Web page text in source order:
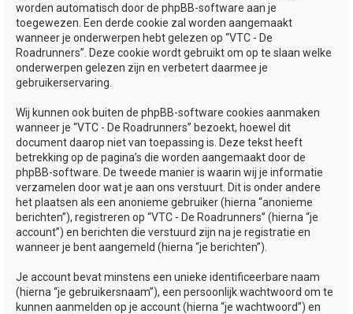
worden automatisch door de phpBB-software aan je
toegewezen. Een derde cookie zal worden aangemaakt
wanneer je onderwerpen hebt gelezen op “VTC - De
Roadrunners”. Deze cookie wordt gebruikt om op te slaan welke
onderwerpen gelezen zijn en verbetert daarmee je
gebruikerservaring.
Wij kunnen ook buiten de phpBB-software cookies aanmaken
wanneer je “VTC - De Roadrunners” bezoekt, hoewel dit
document daarop niet van toepassing is. Deze tekst heeft
betrekking op de pagina’s die worden aangemaakt door de
phpBB-software. De tweede manier is waarin wij je informatie
verzamelen door wat je aan ons verstuurt. Dit is onder andere
het plaatsen als een anonieme gebruiker (hierna “anonieme
berichten”), registreren op “VTC - De Roadrunners” (hierna “je
account”) en berichten die verstuurd zijn na je registratie en
wanneer je bent aangemeld (hierna “je berichten”).
Je account bevat minstens een unieke identificeerbare naam
(hierna “je gebruikersnaam”), een persoonlijk wachtwoord om te
kunnen aanmelden op je account (hierna “je wachtwoord”) en